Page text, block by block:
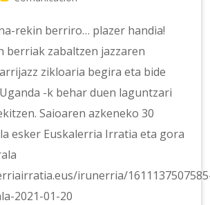
rekin berriro… plazer handia!
berriak zabaltzen jazzaren
zikloaria begira eta bide
-k behar duen laguntzari
Saioaren azkeneko 30
esker Euskalerria Irratia eta gora
irunerria/
2021-01-20